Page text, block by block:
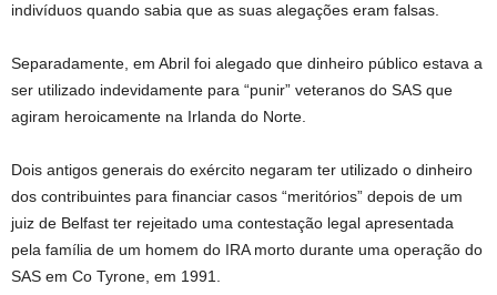
indivíduos quando sabia que as suas alegações eram falsas.
Separadamente, em Abril foi alegado que dinheiro público estava a
ser utilizado indevidamente para “punir” veteranos do SAS que
agiram heroicamente na Irlanda do Norte.
Dois antigos generais do exército negaram ter utilizado o dinheiro
dos contribuintes para financiar casos “meritórios” depois de um
juiz de Belfast ter rejeitado uma contestação legal apresentada
pela família de um homem do IRA morto durante uma operação do
SAS em Co Tyrone, em 1991.